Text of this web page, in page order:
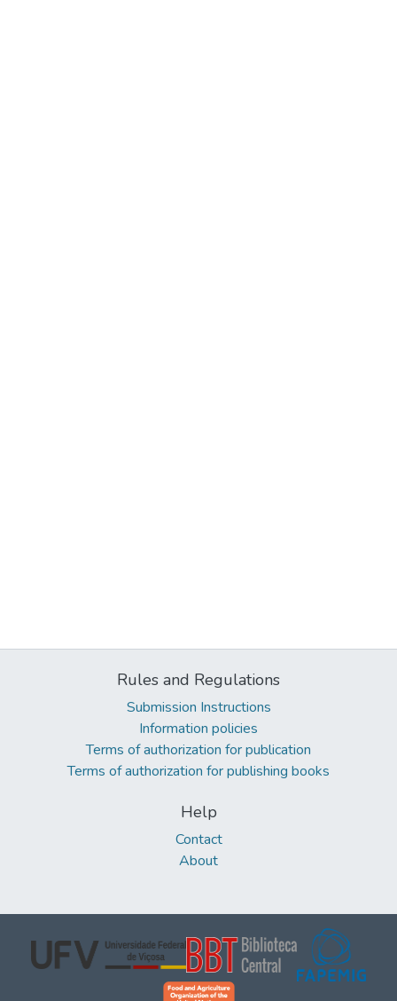
Rules and Regulations
Submission Instructions
Information policies
Terms of authorization for publication
Terms of authorization for publishing books
Help
Contact
About